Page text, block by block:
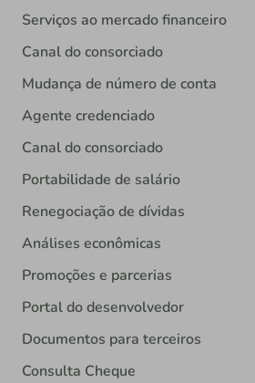
Serviços ao mercado financeiro
Canal do consorciado
Mudança de número de conta
Agente credenciado
Canal do consorciado
Portabilidade de salário
Renegociação de dívidas
Análises econômicas
Promoções e parcerias
Portal do desenvolvedor
Documentos para terceiros
Consulta Cheque